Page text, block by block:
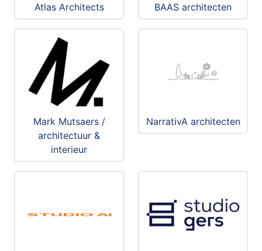
Atlas Architects BAAS architecten
Mark Mutsaers /
architectuur &
interieur
NarrativA architecten